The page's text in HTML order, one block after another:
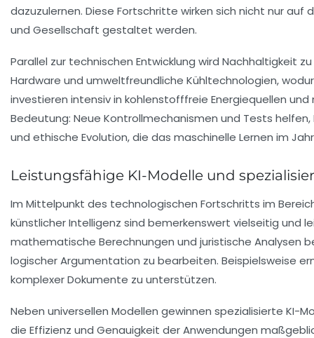
dazuzulernen. Diese Fortschritte wirken sich nicht nur
und Gesellschaft gestaltet werden.
Parallel zur technischen Entwicklung wird Nachhaltigkeit
Hardware und umweltfreundliche Kühltechnologien,
investieren intensiv in kohlenstofffreie Energiequellen
Bedeutung: Neue Kontrollmechanismen und Tests
und ethische Evolution, die das maschinelle Lernen im
Leistungsfähige KI-Modelle und
Im Mittelpunkt des technologischen Fortschritts im
künstlicher Intelligenz sind bemerkenswert vielseitig und
mathematische Berechnungen und juristische Analysen
logischer Argumentation zu bearbeiten. Beispielsweise
komplexer Dokumente zu unterstützen.
Neben universellen Modellen gewinnen spezialisierte KI-
die Effizienz und Genauigkeit der Anwendungen